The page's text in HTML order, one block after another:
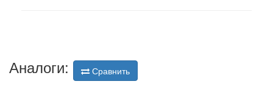
Аналоги: Сравнить